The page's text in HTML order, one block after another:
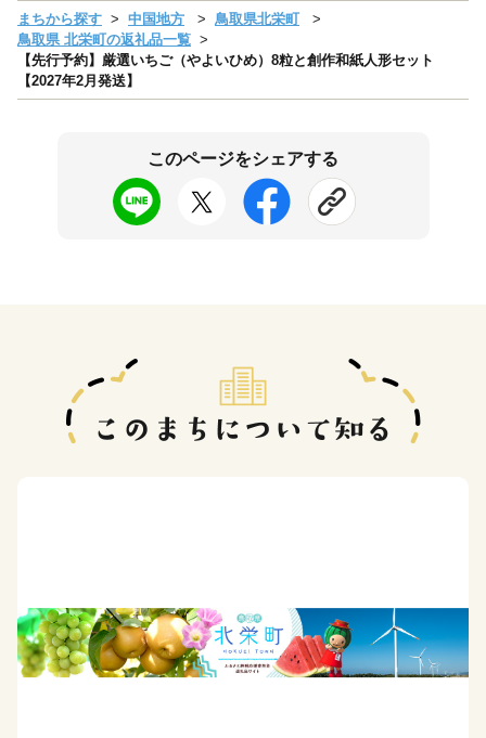
まちから探す 中国地方
鳥取県北栄町
鳥取県 北栄町の返礼品一覧
【先行予約】厳選いちご（やよいひめ）8粒と創作和紙人形セット
【2027年2月発送】
このページをシェアする